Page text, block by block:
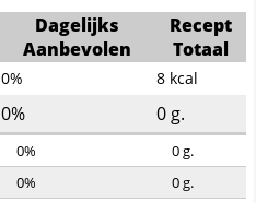
Dagelijks
Aanbevolen
Recept
Totaal
0% 8 kcal
0% 0 g.
0% 0g.
0% 0g.